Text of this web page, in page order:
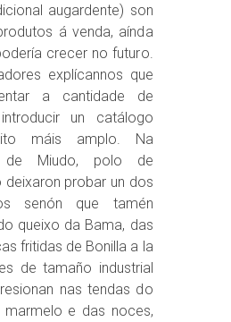
augardente) son
á venda, aínda
crecer no futuro.
explícannos que
a cantidade de
un catálogo
máis amplo. Na
de Miudo, polo de
deixaron probar un dos
senón que tamén
queixo da Bama, das
fritidas de Bonilla a la
de tamaño industrial
nas tendas do
e das noces,